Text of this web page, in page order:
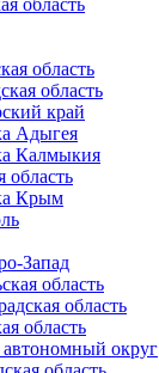
область
область
область
край
Адыгея
Калмыкия
область
Крым
Запад
область
область
область
округ